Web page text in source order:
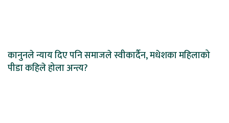
कानुनले न्याय दिए पनि समाजले स्वीकार्दैन, मधेशका महिलाको
पीडा कहिले होला अन्त्य?